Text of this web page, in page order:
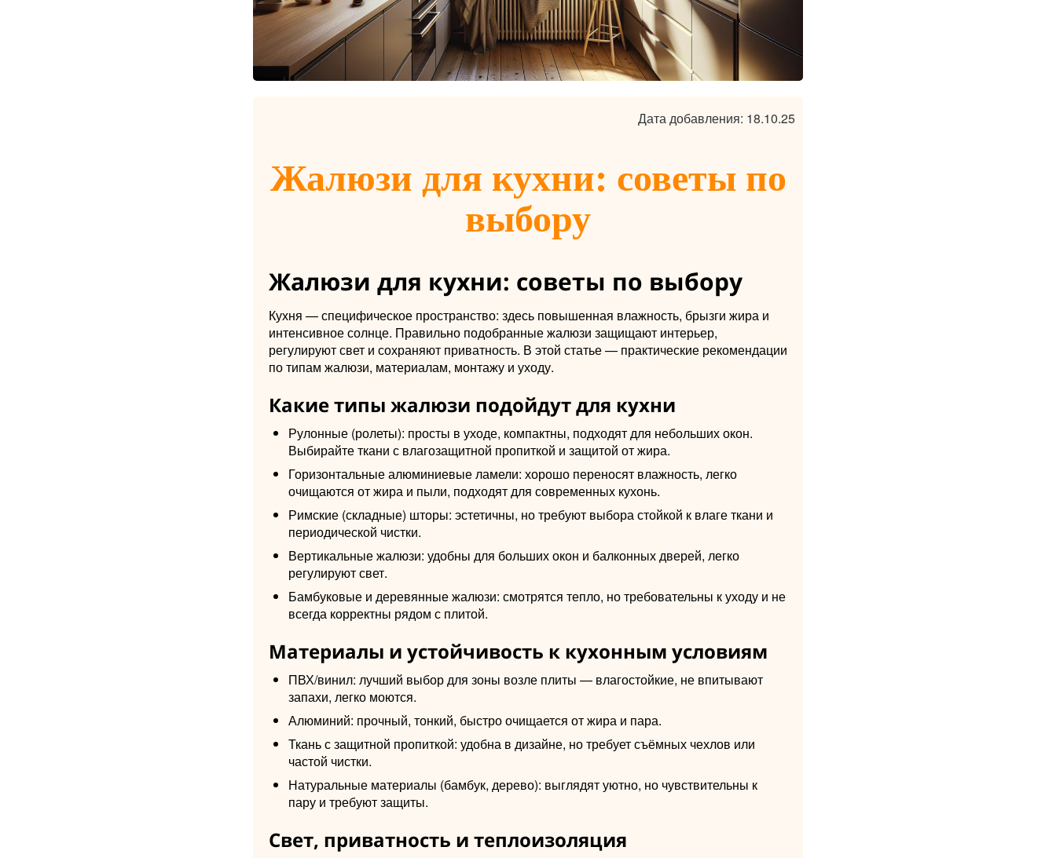
Дата добавления: 18.10.25
Жалюзи для кухни: советы по
выбору
Жалюзи для кухни: советы по выбору
Кухня — специфическое пространство: здесь повышенная влажность, брызги жира и
интенсивное солнце. Правильно подобранные жалюзи защищают интерьер,
регулируют свет и сохраняют приватность. В этой статье — практические рекомендации
по типам жалюзи, материалам, монтажу и уходу.
Какие типы жалюзи подойдут для кухни
Рулонные (ролеты): просты в уходе, компактны, подходят для небольших окон.
Выбирайте ткани с влагозащитной пропиткой и защитой от жира.
Горизонтальные алюминиевые ламели: хорошо переносят влажность, легко
очищаются от жира и пыли, подходят для современных кухонь.
Римские (складные) шторы: эстетичны, но требуют выбора стойкой к влаге ткани и
периодической чистки.
Вертикальные жалюзи: удобны для больших окон и балконных дверей, легко
регулируют свет.
Бамбуковые и деревянные жалюзи: смотрятся тепло, но требовательны к уходу и не
всегда корректны рядом с плитой.
Материалы и устойчивость к кухонным условиям
ПВХ/винил: лучший выбор для зоны возле плиты — влагостойкие, не впитывают
запахи, легко моются.
Алюминий: прочный, тонкий, быстро очищается от жира и пара.
Ткань с защитной пропиткой: удобна в дизайне, но требует съёмных чехлов или
частой чистки.
Натуральные материалы (бамбук, дерево): выглядят уютно, но чувствительны к
пару и требуют защиты.
Свет, приватность и теплоизоляция